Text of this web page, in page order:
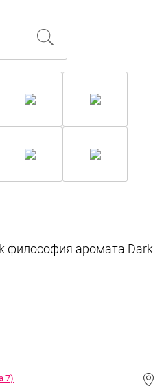
7)